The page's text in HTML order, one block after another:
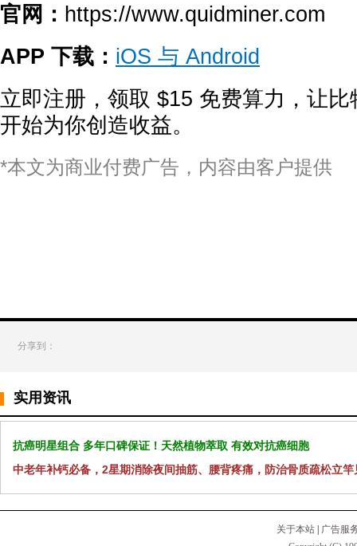
官网： https://www.quidminer.com
APP 下载： iOS 与 Android
立即注册，领取 $15 免费算力，让
开始为你创造收益。
*本文为商业付费广告，内容由客户提供
分享到：
实用资讯
抗癌明星组合 多年口碑保证！天然植物萃取 有效对抗癌细胞
中老年补钙必备，2星期消除夜间抽筋、腰背疼痛，防治骨质疏松立竿
关于本站
广告服